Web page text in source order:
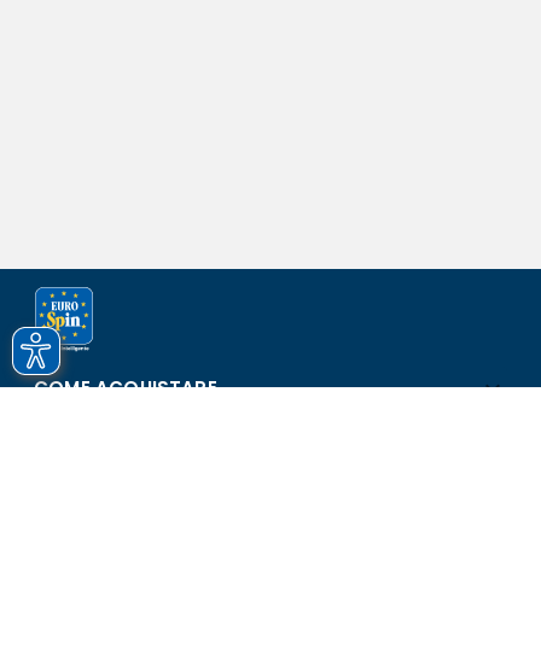
COME ACQUISTARE